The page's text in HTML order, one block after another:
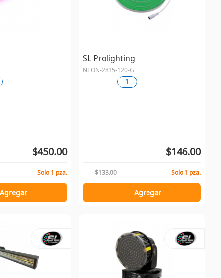
$450.00
Solo 1 pza.
Agregar
SL Prolighting
NEON-2835-120-G
1
$146.00
$133.00 Solo 1 pza.
Agregar